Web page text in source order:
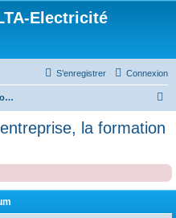
Electricité
Connexion
S’enregistrer
Vos projets, la création d’entreprise, la formation en général
r
c
la formation